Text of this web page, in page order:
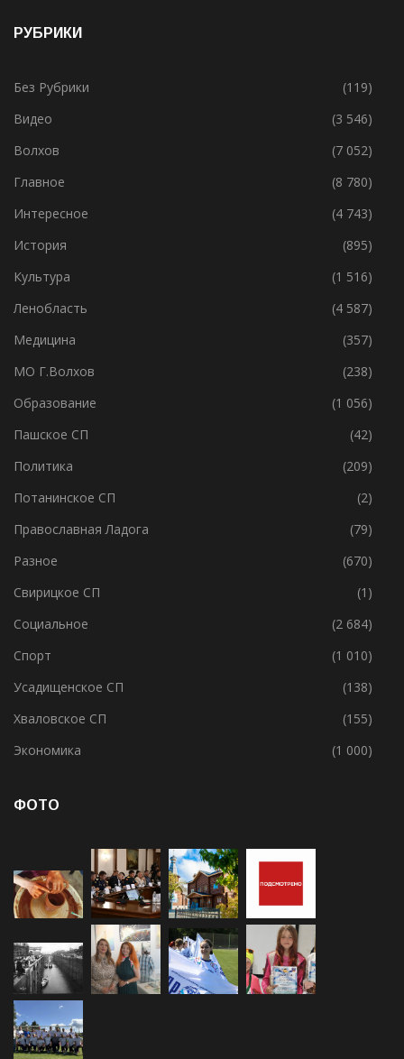
РУБРИКИ
Без Рубрики
(119)
Видео
(3 546)
Волхов
(7 052)
Главное
(8 780)
Интересное
(4 743)
История
(895)
Культура
(1 516)
Ленобласть
(4 587)
Медицина
(357)
МО Г.Волхов
(238)
Образование
(1 056)
Пашское СП
(42)
Политика
(209)
Потанинское СП
(2)
Православная Ладога
(79)
Разное
(670)
Свирицкое СП
(1)
Социальное
(2 684)
Спорт
(1 010)
Усадищенское СП
(138)
Хваловское СП
(155)
Экономика
(1 000)
ФОТО